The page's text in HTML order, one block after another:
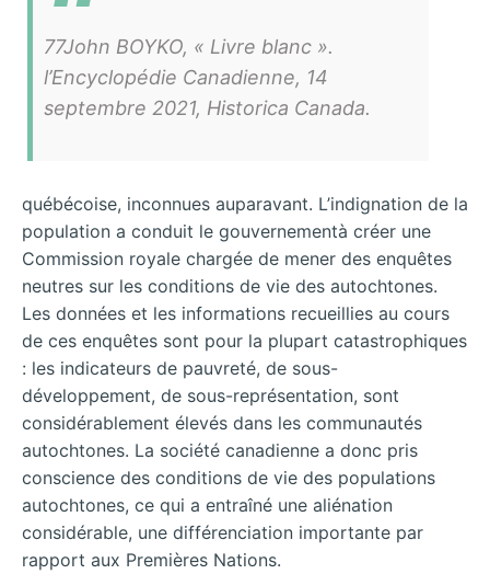
77John BOYKO, « Livre blanc ».
l’Encyclopédie Canadienne, 14
septembre 2021, Historica Canada.
québécoise, inconnues auparavant. L’indignation de la
population a conduit le gouvernementà créer une
Commission royale chargée de mener des enquêtes
neutres sur les conditions de vie des autochtones.
Les données et les informations recueillies au cours
de ces enquêtes sont pour la plupart catastrophiques
: les indicateurs de pauvreté, de sous-
développement, de sous-représentation, sont
considérablement élevés dans les communautés
autochtones. La société canadienne a donc pris
conscience des conditions de vie des populations
autochtones, ce qui a entraîné une aliénation
considérable, une différenciation importante par
rapport aux Premières Nations.